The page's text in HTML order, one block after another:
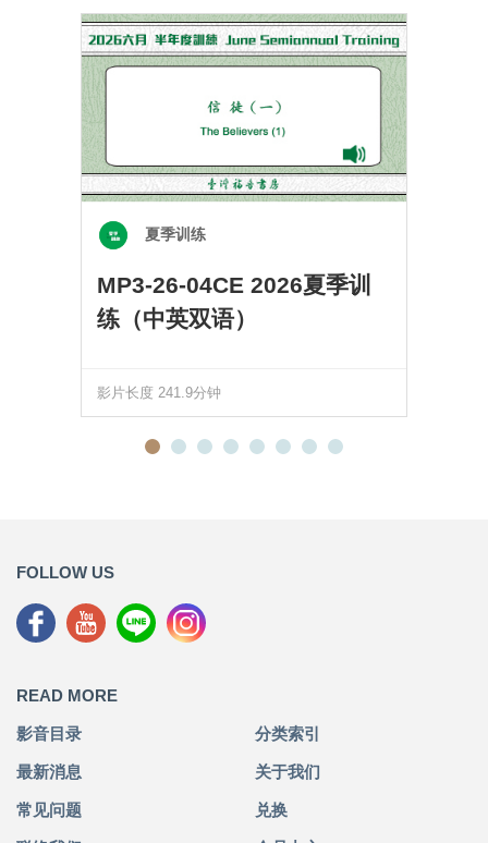
夏季训练
MP3-26-04CE 2026夏季训
练（中英双语）
影片长度 241.9分钟
FOLLOW US
READ MORE
影音目录 分类索引
最新消息 关于我们
常见问题 兑换